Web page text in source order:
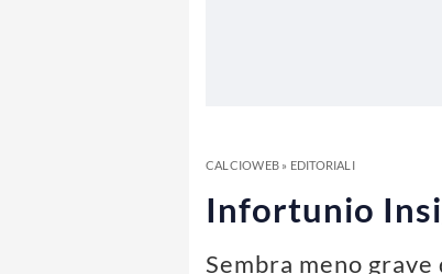
CALCIOWEB» EDITORIALI
Infortunio
Sembra meno